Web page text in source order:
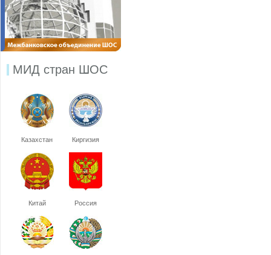
МИД стран ШОС
Казахстан Киргизия
Китай Россия